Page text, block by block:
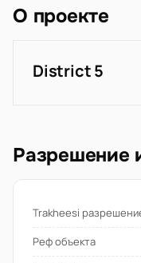
О проекте
District 5
Разрешение
Trakheesi
Реф объекта